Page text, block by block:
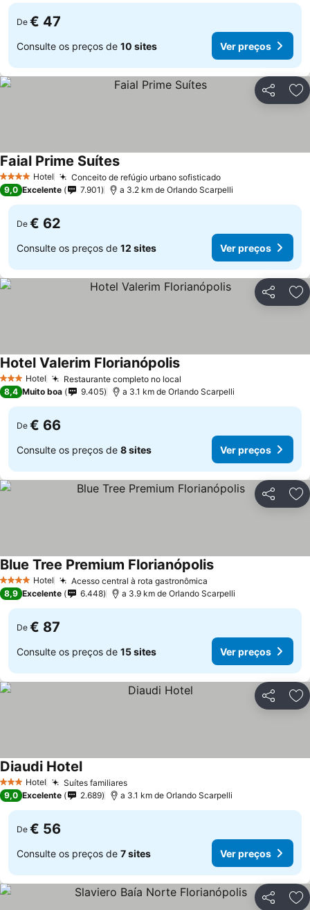
De € 47
Consulte os preços de 10 sites Ver preços
Partilhar
4 EstrelasHotel Conceito de refúgio urbano sofisticadoVer preços
Faial Prime SuítesVer preços
9,0 Excelente 7.901 a 3.2 km de Orlando Scarpelli
De € 62
Consulte os preços de 12 sites Ver preços
Partilhar
3 EstrelasHotel Restaurante completo no local
Hotel Valerim FlorianópolisVer preços
8,4 Muito boa 9.405 a 3.1 km de Orlando Scarpelli
De € 66
Consulte os preços de 8 sites Ver preços
Partilhar
4 EstrelasHotel Acesso central à rota gastronômica
Blue Tree Premium FlorianópolisVer preços
8,9 Excelente 6.448 a 3.9 km de Orlando Scarpelli
De € 87
Consulte os preços de 15 sites Ver preços
Partilhar
3 EstrelasHotel Suítes familiaresVer preços
Diaudi HotelVer preços
9,0 Excelente 2.689 a 3.1 km de Orlando Scarpelli
De € 56
Consulte os preços de 7 sites Ver preços
Partilhar